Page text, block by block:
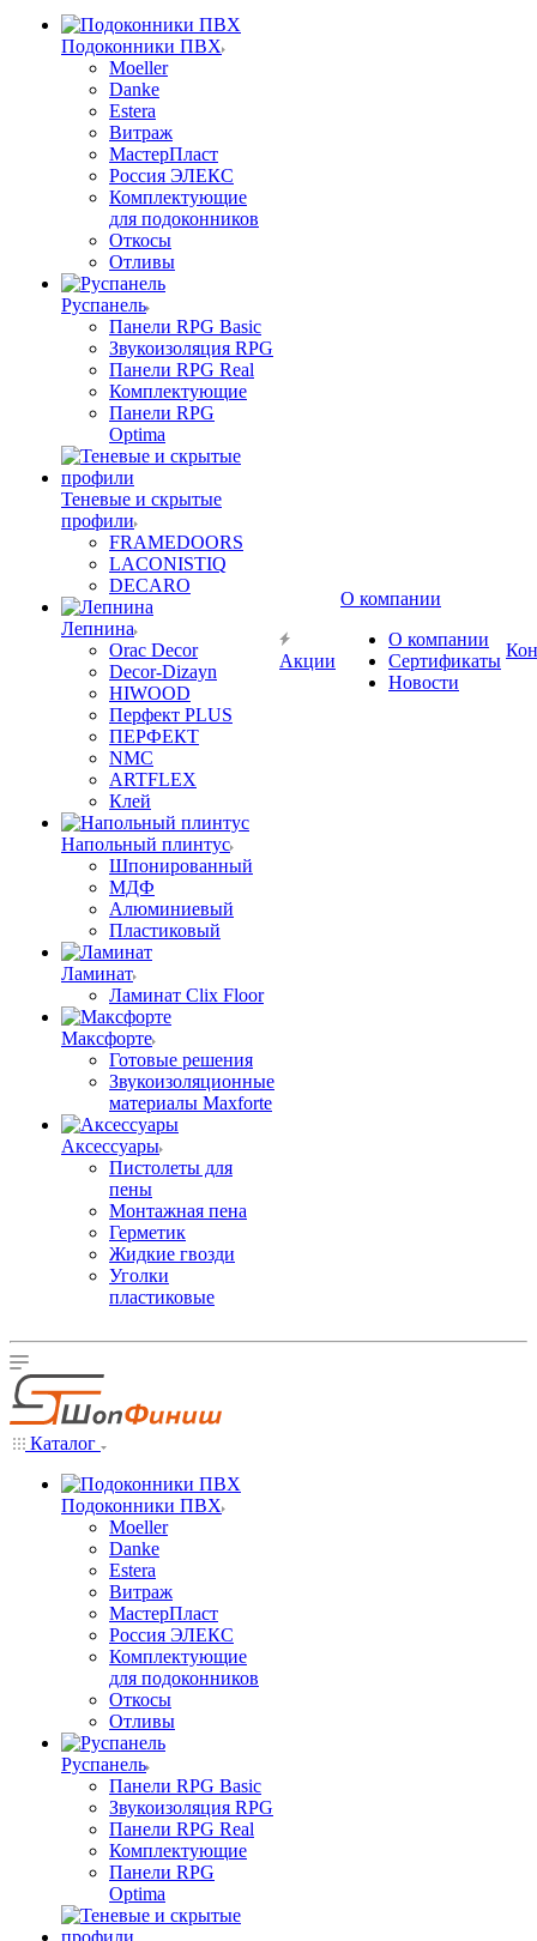
Подоконники ПВХ
Moeller
Danke
Estera
Витраж
МастерПласт
Россия ЭЛЕКС
Комплектующие
для подоконников
Откосы
Отливы
Руспанель
Панели RPG Basic
Звукоизоляция RPG
Панели RPG Real
Комплектующие
Панели RPG
Optima
Теневые и скрытые
профили
FRAMEDOORS
LACONISTIQ
DECARO
Лепнина
Orac Decor
Decor-Dizayn
HIWOOD
Перфект PLUS
ПЕРФЕКТ
NMC
ARTFLEX
Клей
Напольный плинтус
Шпонированный
МДФ
Алюминиевый
Пластиковый
Ламинат
Ламинат Clix Floor
Максфорте
Готовые решения
Звукоизоляционные
материалы Maxforte
Аксессуары
Пистолеты для
пены
Монтажная пена
Герметик
Жидкие гвозди
Уголки
пластиковые
Акции
О компании
О компании
Сертификаты
Новости
Каталог
Подоконники ПВХ
Moeller
Danke
Estera
Витраж
МастерПласт
Россия ЭЛЕКС
Комплектующие
для подоконников
Откосы
Отливы
Руспанель
Панели RPG Basic
Звукоизоляция RPG
Панели RPG Real
Комплектующие
Панели RPG
Optima